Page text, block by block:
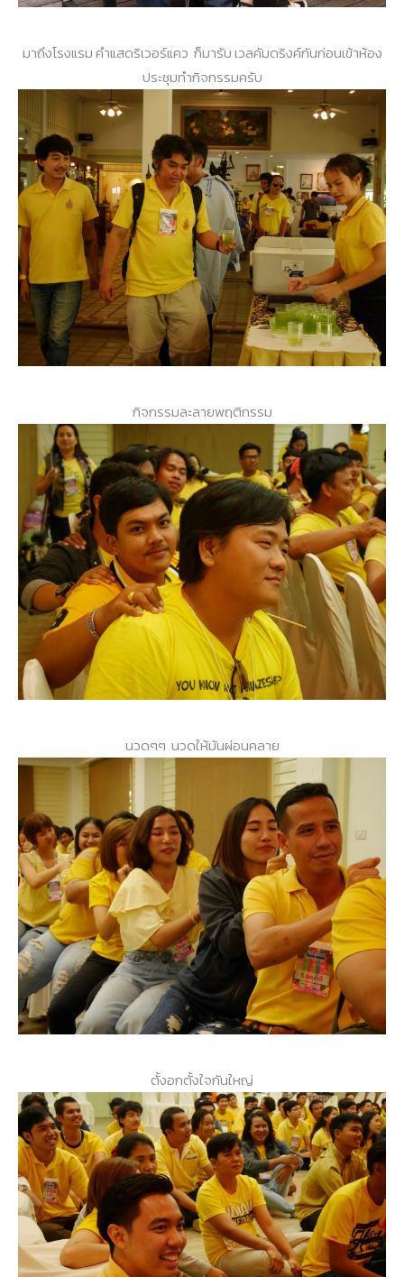
มาถึงโรงแรม คำแสดริเวอร์แคว ก็มารับ เวลคัมดริงค์กันก่อนเข้าห้อง
ประชุมทำกิจกรรมครับ
กิจกรรมละลายพฤติกรรม
นวดๆๆ นวดให้มันผ่อนคลาย
ตั้งอกตั้งใจกันใหญ่